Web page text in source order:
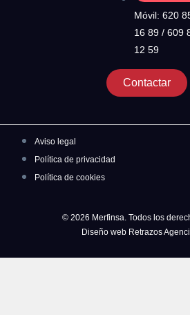
Móvil: 620
16 89 / 609
12 59
Contactar
Aviso legal
Política de privacidad
Política de cookies
© 2026 Merfinsa. Todos los
Diseño web Retrazos